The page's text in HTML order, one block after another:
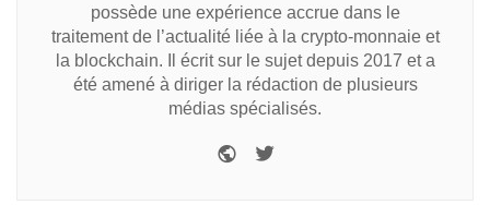
possède une expérience accrue dans le
traitement de l’actualité liée à la crypto-monnaie et
la blockchain. Il écrit sur le sujet depuis 2017 et a
été amené à diriger la rédaction de plusieurs
médias spécialisés.